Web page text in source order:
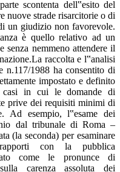
scontenta dell‟esito del
nuove strade risarcitorie o di
un giudizio non favorevole.
è quello relativo ad un
senza nemmeno attendere il
raccolta e l‟analisi
n.117/1988 ha consentito di
impostato e definito
in cui le domande di
prive dei requisiti minimi di
Ad esempio, l‟esame dei
dal tribunale di Roma –
(la seconda) per esaminare
con la pubblica
come le pronunce di
carenza assoluta dei